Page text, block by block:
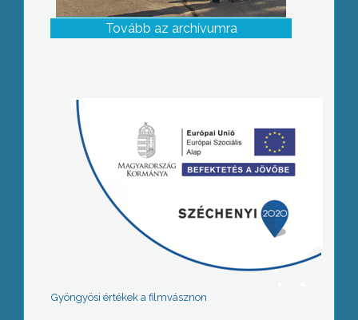
Tovább az archívumra
Gyöngyösi értékek a filmvásznon